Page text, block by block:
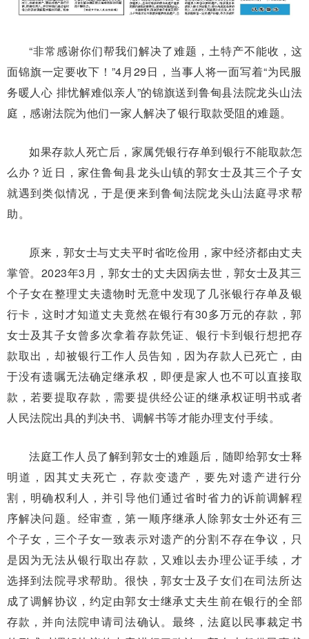
“非常感谢你们帮我们解决了难题，土特产不能收，这
面锦旗一定要收下！”4月29日，当事人将一面写着“为民服
务暖人心 排忧解难似亲人”的锦旗送到鲁甸县法院龙头山法
庭，感谢法院为他们一家人解决了银行取款受阻的难题。
如果存款人死亡后，家属凭银行存单到银行不能取款怎
么办？近日，家住鲁甸县龙头山镇的郭女士及其三个子女
就遇到类似情况，于是便来到鲁甸法院龙头山法庭寻求帮
助。
原来，郭女士与丈夫平时省吃俭用，家中经济都由丈夫
掌管。2023年3月，郭女士的丈夫因病去世，郭女士及其三
个子女在整理丈夫遗物时无意中发现了几张银行存单及银
行卡，这时才知道丈夫竟然在银行有30多万元的存款，郭
女士及其子女曾多次拿着存款凭证、银行卡到银行想把存
款取出，却被银行工作人员告知，因为存款人已死亡，由
于没有遗嘱无法确定继承权，即便是家人也不可以直接取
款，若要提取存款，需要提供经公证的继承权证明书或者
人民法院出具的判决书、调解书等才能办理支付手续。
法庭工作人员了解到郭女士的难题后，随即给郭女士释
明道，因其丈夫死亡，存款变遗产，要先对遗产进行分
割，明确权利人，并引导他们通过省时省力的诉前调解程
序解决问题。经审查，第一顺序继承人除郭女士外还有三
个子女，三个子女一致表示对遗产的分割不存在争议，只
是因为无法从银行取出存款，又难以去办理公证手续，才
选择到法院寻求帮助。很快，郭女士及子女们在司法所达
成了调解协议，约定由郭女士继承丈夫生前在银行的全部
存款，并向法院申请司法确认。最终，法庭以民事裁定书